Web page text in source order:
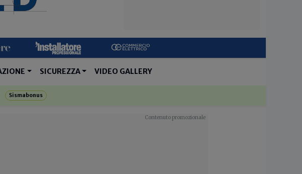
SICUREZZA VIDEO GALLERY
Sismabonus